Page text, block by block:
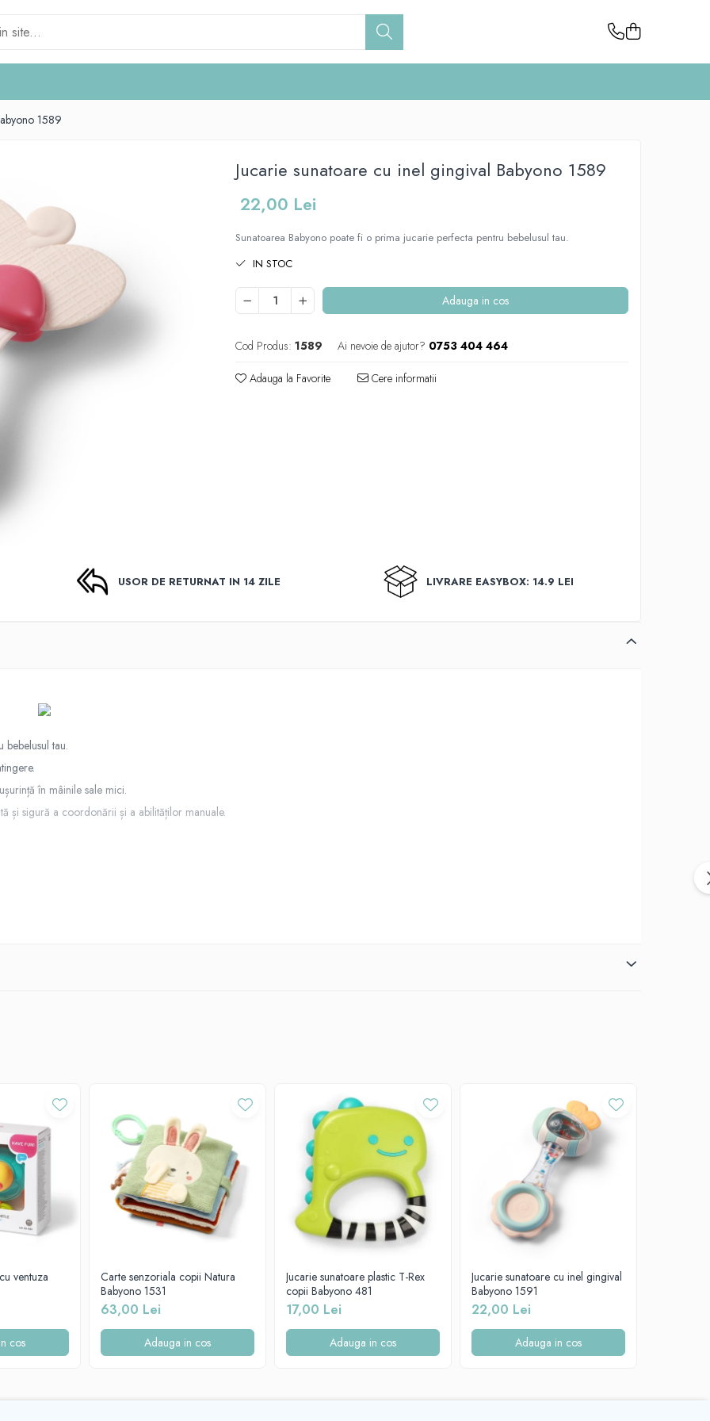
1589
Jucarie sunatoare cu inel gingival Babyono 1589
22,00 Lei
Sunatoarea Babyono poate fi o prima jucarie perfecta pentru bebelusul tau.
IN STOC
Adauga in cos
Cod Produs: 1589 Ai nevoie de ajutor? 0753 404 464
Adauga la Favorite Cere informatii
USOR DE RETURNAT IN 14 ZILE LIVRARE EASYBOX: 14.9 LEI
tau.
în mâinile sale mici.
și sigură a coordonării și a abilităților manuale.
emit sunete care captează atenția copilului și îi dezvoltă auzul.
mână și pentru mișcarea obiectelor.
folosi pentru a atenua durerea din timpul cresterii dintilor.
(nu fierbeți!) și uscați. Pentru întreținerea zilnică, vă recomandăm spălarea în apă caldă cu săpun pentru copii. După spălare, clătiți
pot fi periculoase pentru copil.
acesteia. Doar o jucărie nedeteriorată garantează copilului dumneavoastră utilizarea în siguranță. Aruncați jucăria imediat
lăsați pachetul la îndemâna copiilor. Ambalajul și elementele de fixare nu sunt o jucărie și pot prezenta un risc pentru sănătatea
ventuza
cos
Carte senzoriala copii Natura
Babyono 1531
63,00 Lei
Adauga in cos
Jucarie sunatoare plastic T-Rex
copii Babyono 481
17,00 Lei
Adauga in cos
Jucarie sunatoare cu inel gingival
Babyono 1591
22,00 Lei
Adauga in cos